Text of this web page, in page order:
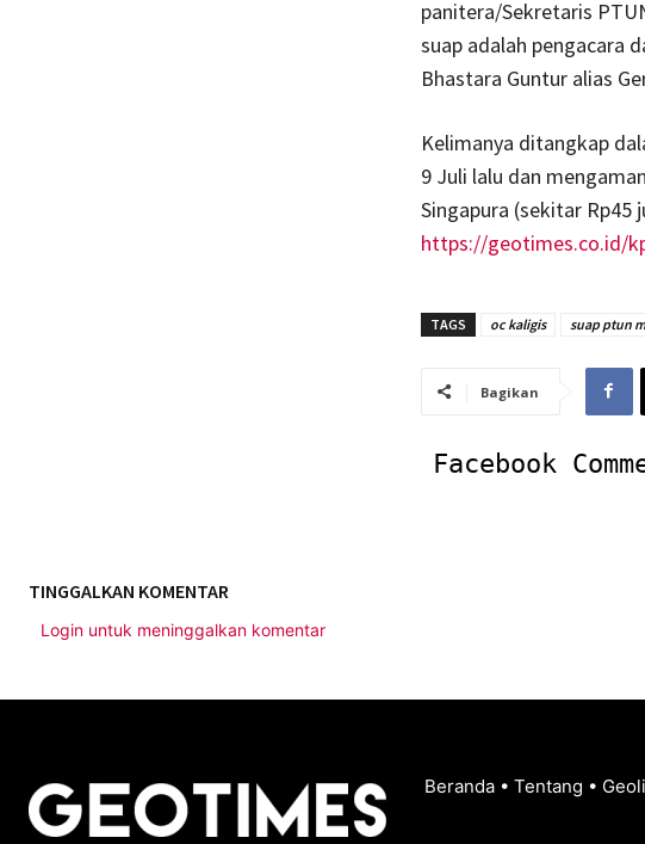
panitera/Sekretaris
suap adalah pengacara
Bhastara Guntur alias
Kelimanya ditangkap
9 Juli lalu dan
Singapura (sekitar Rp45
https://geotimes.co.id/
TAGS oc kaligis suap ptun
Bagikan
Facebook
TINGGALKAN KOMENTAR
Login untuk meninggalkan komentar
Beranda • Tentang •